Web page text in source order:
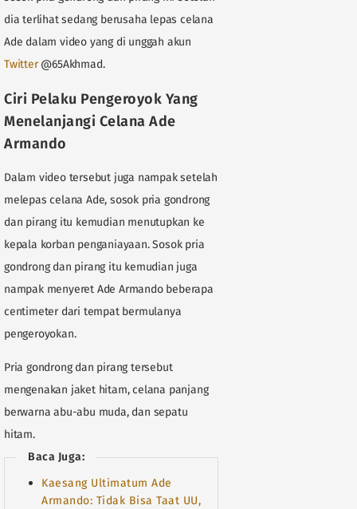
dia terlihat sedang berusaha lepas celana
Ade dalam video yang di unggah akun
Twitter@65Akhmad.
Ciri Pelaku Pengeroyok Yang
Menelanjangi Celana Ade
Armando
Dalam video tersebut juga nampak setelah
melepas celana Ade, sosok pria gondrong
dan pirang itu kemudian menutupkan ke
kepala korban penganiayaan. Sosok pria
gondrong dan pirang itu kemudian juga
nampak menyeret Ade Armando beberapa
centimeter dari tempat bermulanya
pengeroyokan.
Pria gondrong dan pirang tersebut
mengenakan jaket hitam, celana panjang
berwarna abu-abu muda, dan sepatu
hitam.
Baca Juga:
Kaesang Ultimatum Ade
Armando: Tidak Bisa Taat UU,